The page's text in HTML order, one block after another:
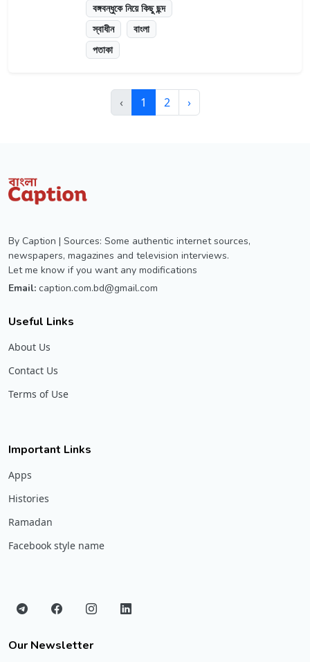
বঙ্গবন্ধুকে নিয়ে কিছু ছন্দ
স্বাধীন
বাংলা
পতাকা
‹ 1 2 ›
By Caption | Sources: Some authentic internet sources,
newspapers, magazines and television interviews.
Let me know if you want any modifications
Email: caption.com.bd@gmail.com
Useful Links
About Us
Contact Us
Terms of Use
Important Links
Apps
Histories
Ramadan
Facebook style name
Our Newsletter